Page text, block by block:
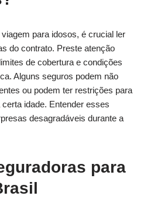
para idosos, é crucial ler
do contrato. Preste atenção
de cobertura e condições
Alguns seguros podem não
ou podem ter restrições para
idade. Entender esses
desagradáveis durante a
para